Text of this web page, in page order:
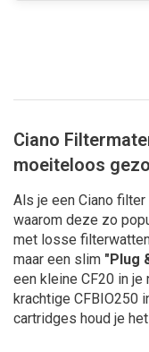
Ciano
moeiteloos
Als je een Ciano
waarom deze zo
met losse
maar een slim "Plug
een kleine CF20 in je
krachtige CFBIO250
cartridges houd je